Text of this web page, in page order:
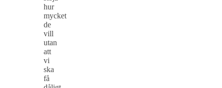
hur
mycket
de
vill
utan
att
vi
ska
få